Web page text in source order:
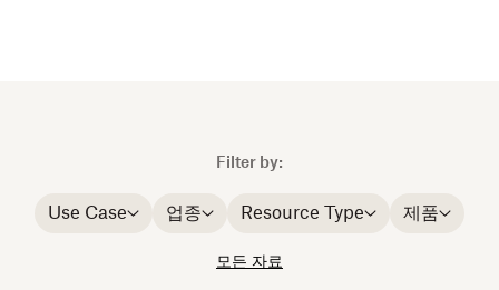
Filter by:
Use Case 업종 Resource Type 제품
모든 자료